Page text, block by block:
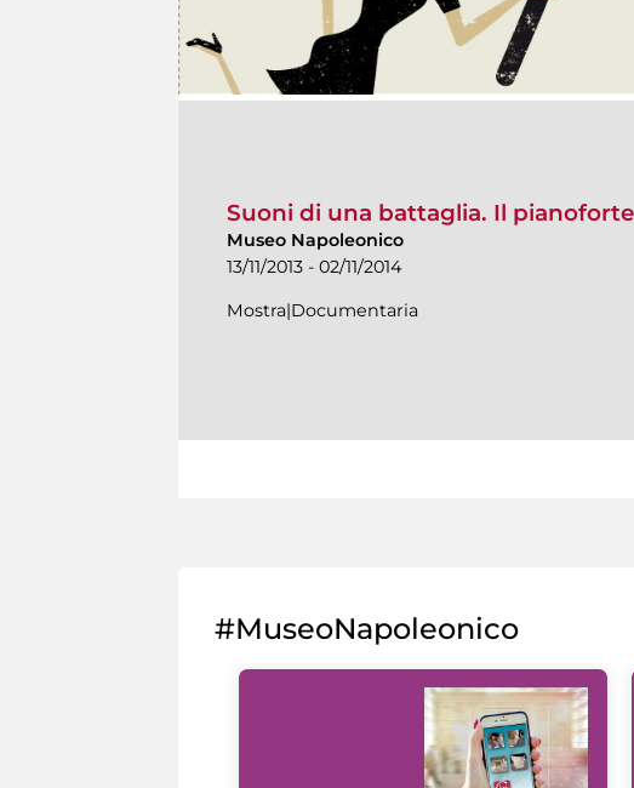
Suoni di una battaglia. Il
Museo Napoleonico
13/11/2013 - 02/11/2014
Mostra|Documentaria
#MuseoNapoleonico